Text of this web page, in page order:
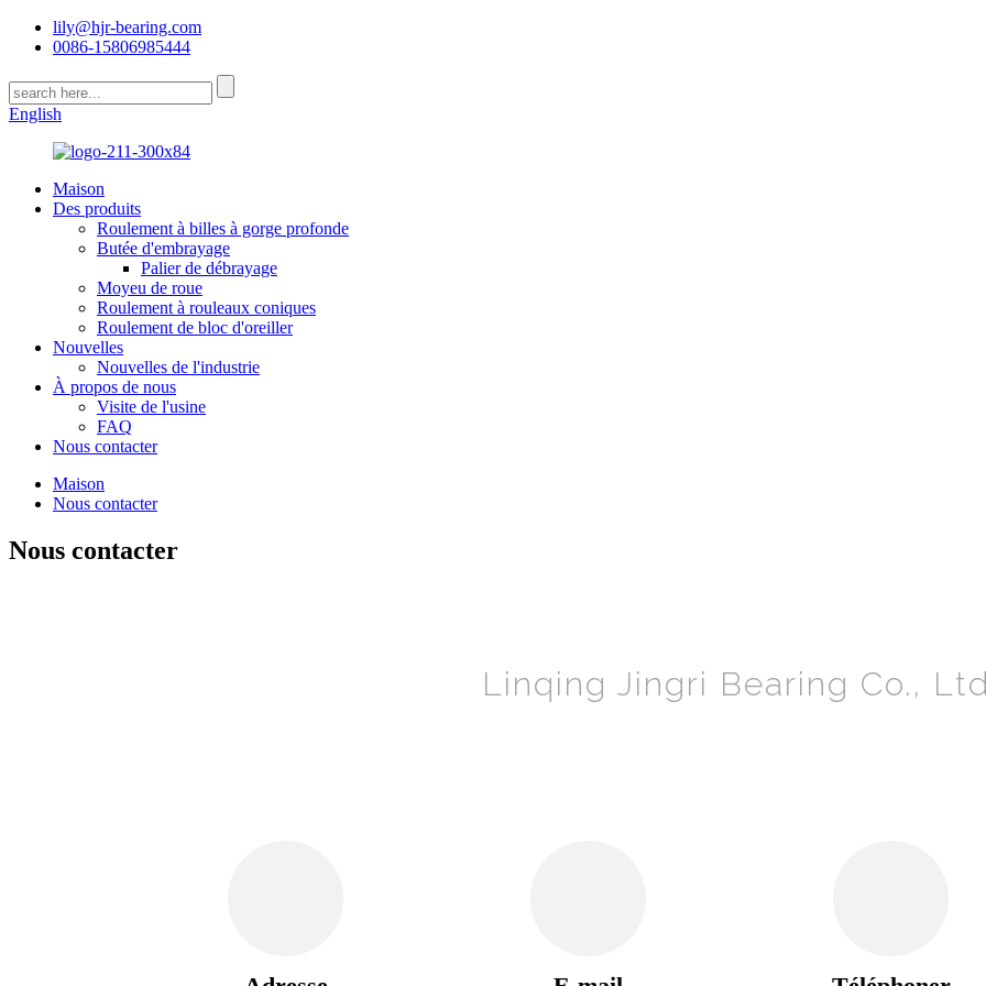
lily@hjr-bearing.com
0086-15806985444
English
Maison
Des produits
Roulement à billes à gorge profonde
Butée d'embrayage
Palier de débrayage
Moyeu de roue
Roulement à rouleaux coniques
Roulement de bloc d'oreiller
Nouvelles
Nouvelles de l'industrie
À propos de nous
Visite de l'usine
FAQ
Nous contacter
Maison
Nous contacter
Nous contacter
Linqing Jingri Bearing Co.,